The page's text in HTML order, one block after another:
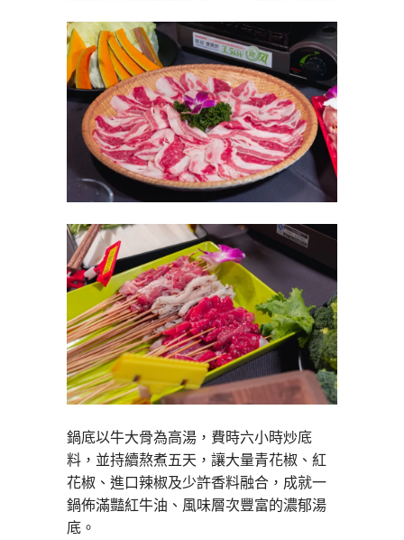
鍋底以牛大骨為高湯，費時六小時炒底
料，並持續熬煮五天，讓大量青花椒、紅
花椒、進口辣椒及少許香料融合，成就一
鍋佈滿豔紅牛油、風味層次豐富的濃郁湯
底。